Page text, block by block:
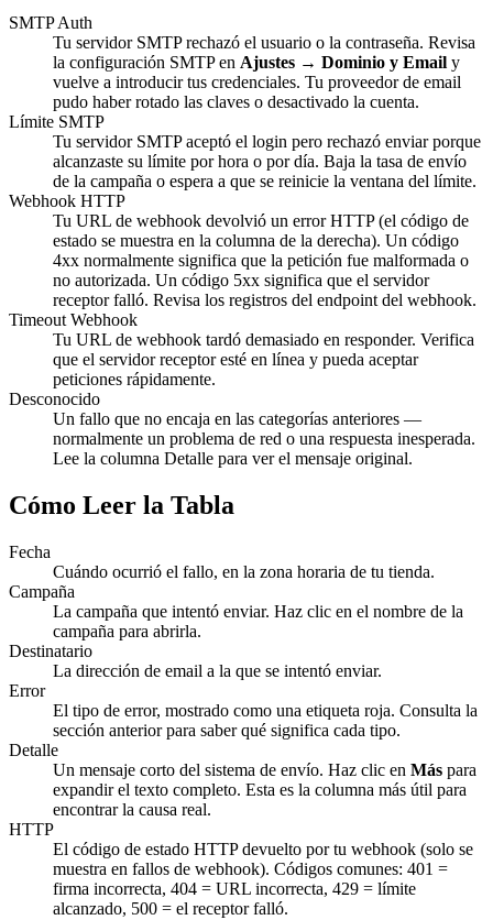
SMTP Auth
Tu servidor SMTP rechazó el usuario o la contraseña. Revisa
la configuración SMTP en Ajustes → Dominio y Email y
vuelve a introducir tus credenciales. Tu proveedor de email
pudo haber rotado las claves o desactivado la cuenta.
Límite SMTP
Tu servidor SMTP aceptó el login pero rechazó enviar porque
alcanzaste su límite por hora o por día. Baja la tasa de envío
de la campaña o espera a que se reinicie la ventana del límite.
Webhook HTTP
Tu URL de webhook devolvió un error HTTP (el código de
estado se muestra en la columna de la derecha). Un código
4xx normalmente significa que la petición fue malformada o
no autorizada. Un código 5xx significa que el servidor
receptor falló. Revisa los registros del endpoint del webhook.
Timeout Webhook
Tu URL de webhook tardó demasiado en responder. Verifica
que el servidor receptor esté en línea y pueda aceptar
peticiones rápidamente.
Desconocido
Un fallo que no encaja en las categorías anteriores —
normalmente un problema de red o una respuesta inesperada.
Lee la columna Detalle para ver el mensaje original.
Cómo Leer la Tabla
Fecha
Cuándo ocurrió el fallo, en la zona horaria de tu tienda.
Campaña
La campaña que intentó enviar. Haz clic en el nombre de la
campaña para abrirla.
Destinatario
La dirección de email a la que se intentó enviar.
Error
El tipo de error, mostrado como una etiqueta roja. Consulta la
sección anterior para saber qué significa cada tipo.
Detalle
Un mensaje corto del sistema de envío. Haz clic en Más para
expandir el texto completo. Esta es la columna más útil para
encontrar la causa real.
HTTP
El código de estado HTTP devuelto por tu webhook (solo se
muestra en fallos de webhook). Códigos comunes: 401 =
firma incorrecta, 404 = URL incorrecta, 429 = límite
alcanzado, 500 = el receptor falló.